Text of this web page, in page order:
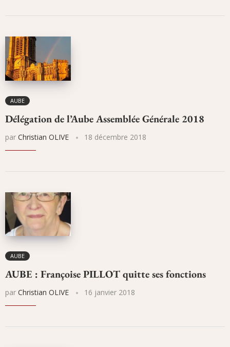
AUBE
Délégation de l’Aube Assemblée Générale 2018
par Christian OLIVE 18 décembre 2018
AUBE
AUBE : Françoise PILLOT quitte ses fonctions
par Christian OLIVE 16 janvier 2018